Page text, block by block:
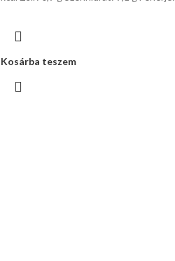
Kosárba teszem